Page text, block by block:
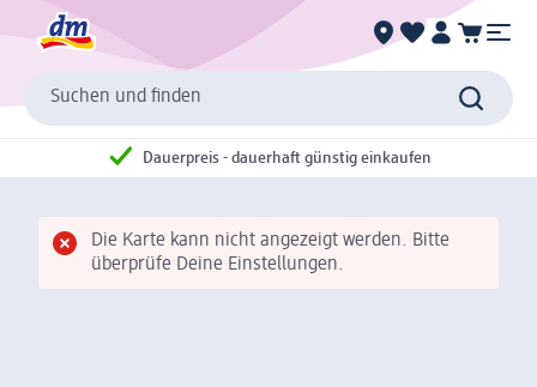
Suchen und finden
Dauerpreis - dauerhaft günstig einkaufen
Die Karte kann nicht angezeigt werden. Bitte
überprüfe Deine Einstellungen.